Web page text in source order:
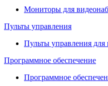
Мониторы для
Пульты управления
Пульты управления
Программное обеспечение
Программное